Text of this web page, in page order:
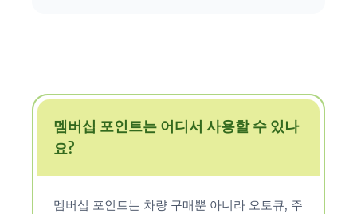
멤버십 포인트는 어디서 사용할 수 있나
요?
멤버십 포인트는 차량 구매뿐 아니라 오토큐, 주